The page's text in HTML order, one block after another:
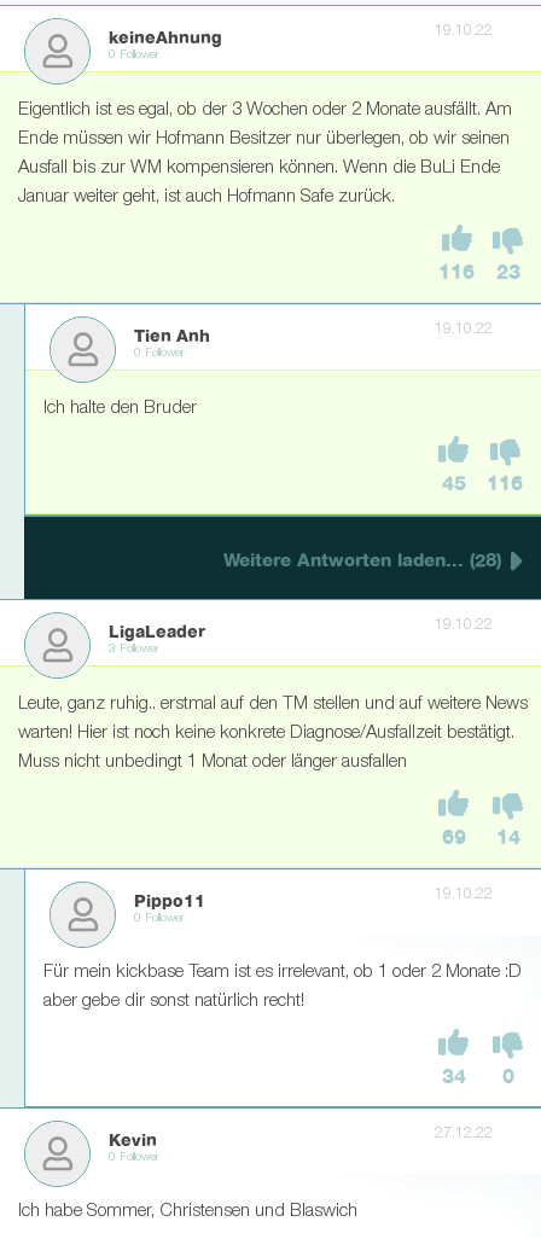
keineAhnung
0 Follower
19.10.22
Eigentlich ist es egal, ob der 3 Wochen oder 2 Monate ausfällt. Am
Ende müssen wir Hofmann Besitzer nur überlegen, ob wir seinen
Ausfall bis zur WM kompensieren können. Wenn die BuLi Ende
Januar weiter geht, ist auch Hofmann Safe zurück.
116 23
Tien Anh
0 Follower
19.10.22
Ich halte den Bruder
45 116
Weitere Antworten laden... (28)
LigaLeader
3 Follower
19.10.22
Leute, ganz ruhig.. erstmal auf den TM stellen und auf weitere News
warten! Hier ist noch keine konkrete Diagnose/Ausfallzeit bestätigt.
Muss nicht unbedingt 1 Monat oder länger ausfallen
69 14
Pippo11
0 Follower
19.10.22
Für mein kickbase Team ist es irrelevant, ob 1 oder 2 Monate :D
aber gebe dir sonst natürlich recht!
34 0
Kevin
0 Follower
27.12.22
Ich habe Sommer, Christensen und Blaswich